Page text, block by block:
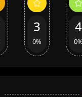
3
0%
4
0%